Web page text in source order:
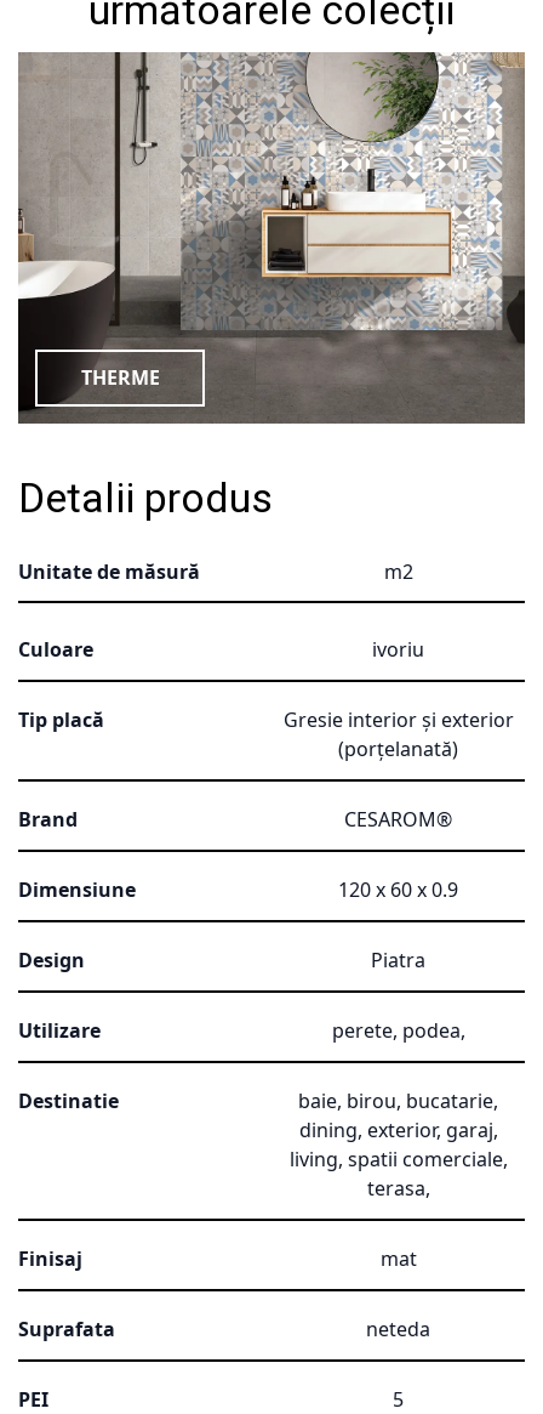
THERME
Detalii produs
Unitate de măsură m2
Culoare ivoriu
Tip placă
Gresie interior și exterior
(porțelanată)
Brand CESAROM®
Dimensiune 120 x 60 x 0.9
Design Piatra
Utilizare perete, podea,
Destinatie
baie, birou, bucatarie,
dining, exterior, garaj,
living, spatii comerciale,
terasa,
Finisaj mat
Suprafata neteda
PEI 5